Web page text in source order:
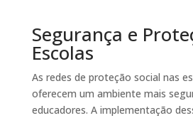
Segurança e
Escolas
As redes de proteção social nas
oferecem um ambiente mais
educadores. A implementação